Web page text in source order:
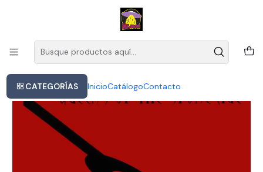
CATEGORÍAS InicioCatálogoContacto
Este es el texto del slide